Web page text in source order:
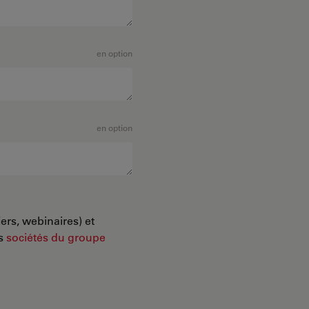
en option
en option
webinaires) et
sociétés du groupe